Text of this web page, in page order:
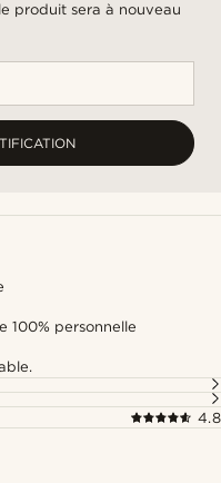
produit sera à nouveau
100% personnelle
4.8